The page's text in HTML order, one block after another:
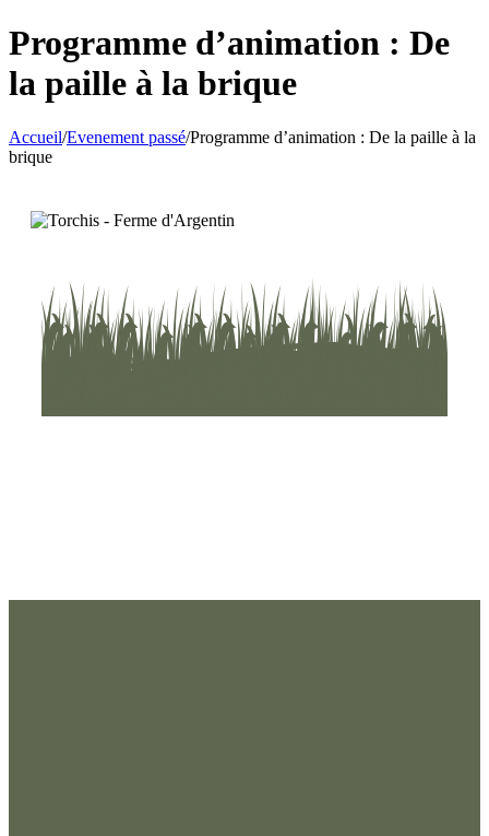
Programme d’animation : De
la paille à la brique
Accueil/Evenement passé/Programme d’animation : De la paille à la
brique